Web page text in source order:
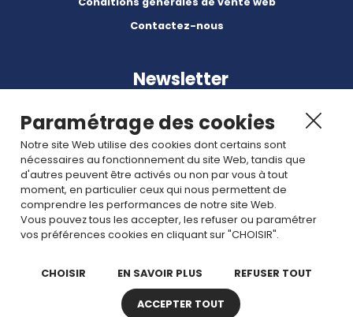
Contactez-nous
Newsletter
Abonnez-vous à nos dernières nouvelles et articles.
Rejoignez nous
Paramétrage des cookies
Notre site Web utilise des cookies dont certains sont
nécessaires au fonctionnement du site Web, tandis que
d'autres peuvent être activés ou non par vous à tout
moment, en particulier ceux qui nous permettent de
comprendre les performances de notre site Web.
Vous pouvez tous les accepter, les refuser ou paramétrer
vos préférences cookies en cliquant sur "CHOISIR".
CHOISIR EN SAVOIR PLUS REFUSER TOUT
ACCEPTER TOUT